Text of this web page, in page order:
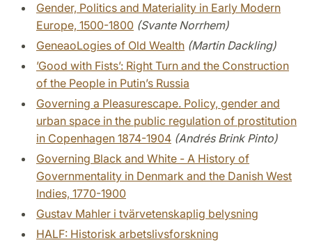
Gender, Politics and Materiality in Early Modern
Europe, 1500-1800 (Svante Norrhem)
GeneaoLogies of Old Wealth (Martin Dackling)
’Good with Fists’: Right Turn and the Construction
of the People in Putin’s Russia
Governing a Pleasurescape. Policy, gender and
urban space in the public regulation of prostitution
in Copenhagen 1874-1904 (Andrés Brink Pinto)
Governing Black and White - A History of
Governmentality in Denmark and the Danish West
Indies, 1770-1900
Gustav Mahler i tvärvetenskaplig belysning
HALF: Historisk arbetslivsforskning